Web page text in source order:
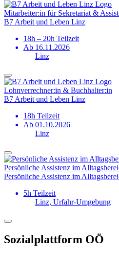
Mitarbeiter:in für Sekretariat &
B7 Arbeit und Leben Linz
18h – 20h Teilzeit
Ab 16.11.2026
Linz
Lohn­verrechner:in & Buchhalter:in
B7 Arbeit und Leben Linz
18h Teilzeit
Ab 01.10.2026
Linz
Persönliche Assistenz im
Persönliche Assistenz im
5h Teilzeit
Linz, Urfahr-Umgebung
Sozialplattform OÖ